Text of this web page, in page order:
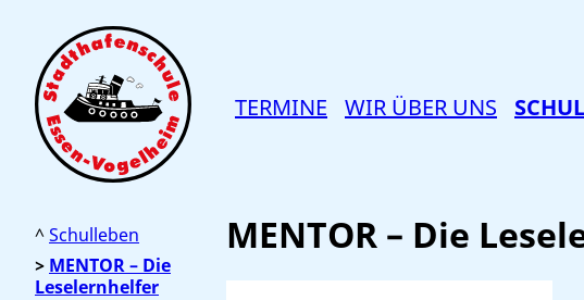
TERMINE WIR ÜBER UNS
MENTOR – Die
Schulleben
MENTOR – Die
Leselernhelfer